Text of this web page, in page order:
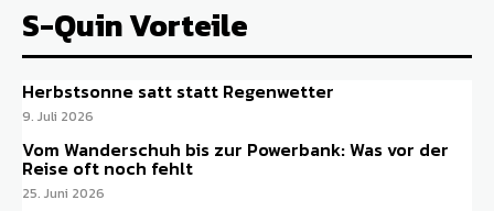
S-Quin Vorteile
Herbstsonne satt statt Regenwetter
9. Juli 2026
Vom Wanderschuh bis zur Powerbank: Was vor der
Reise oft noch fehlt
25. Juni 2026